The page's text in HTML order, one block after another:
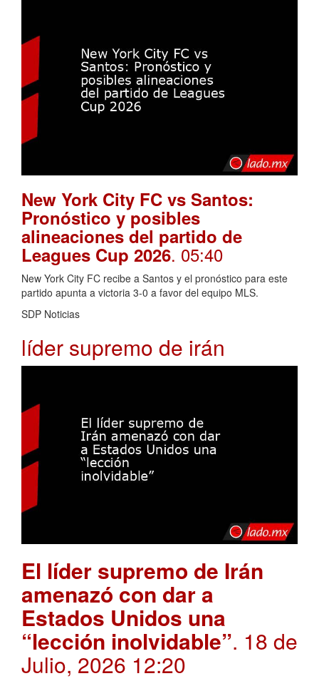
New York City FC vs Santos:
Pronóstico y posibles
alineaciones del partido de
Leagues Cup 2026. 05:40
New York City FC recibe a Santos y el pronóstico para este
partido apunta a victoria 3-0 a favor del equipo MLS.
SDP Noticias
líder supremo de irán
El líder supremo de Irán
amenazó con dar a
Estados Unidos una
“lección inolvidable”. 18 de
Julio, 2026 12:20